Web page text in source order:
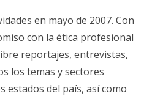
en mayo de 2007. Con
con la ética profesional
reportajes, entrevistas,
los temas y sectores
estados del país, así como